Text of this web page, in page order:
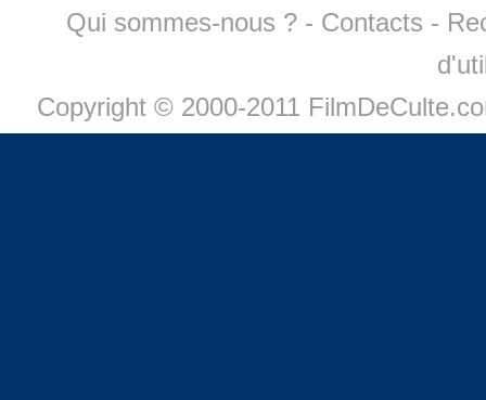
Qui sommes-nous ? - Contacts -
Copyright © 2000-2011